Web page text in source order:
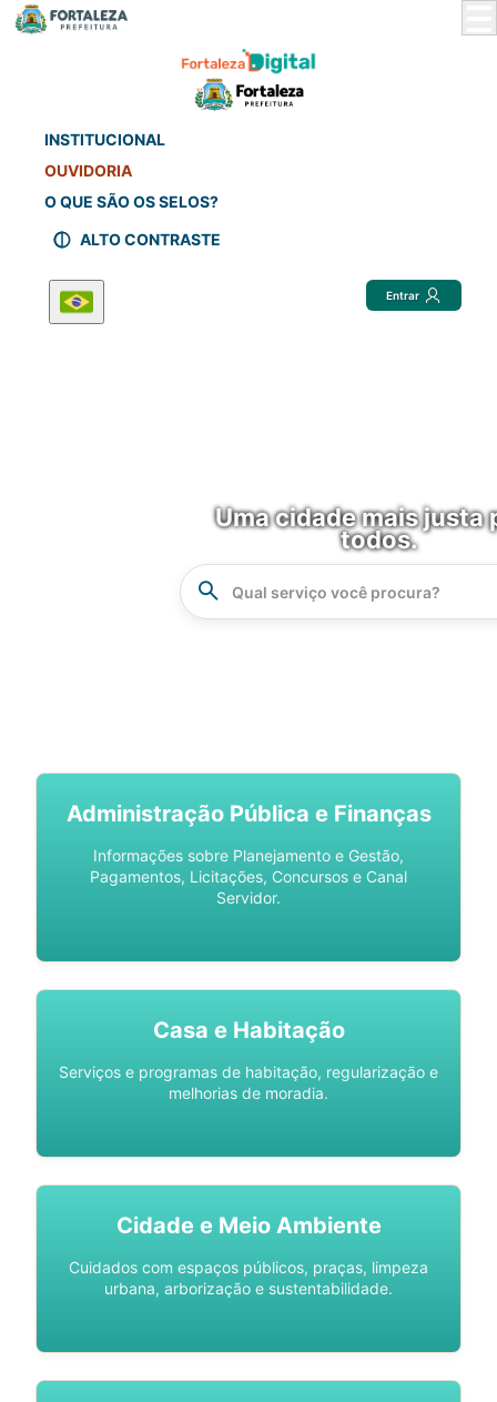
INSTITUCIONAL
OUVIDORIA
O QUE SÃO OS SELOS?
ALTO CONTRASTE
Entrar
Uma cidade mais justa
todos.
Administração Pública e Finanças
Informações sobre Planejamento e Gestão,
Pagamentos, Licitações, Concursos e Canal
Servidor.
Casa e Habitação
Serviços e programas de habitação, regularização e
melhorias de moradia.
Cidade e Meio Ambiente
Cuidados com espaços públicos, praças, limpeza
urbana, arborização e sustentabilidade.